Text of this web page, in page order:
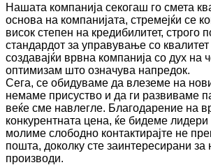
Нашата компанија секогаш го смета
основа на компанијата, стремејќи се
висок степен на кредибилитет, строго
стандардот за управување со
создавајќи врвна компанија со дух на
оптимизам што означува напредок.
Сега, се обидуваме да влеземе на
немаме присуство и да ги развиваме
веќе сме навлегле. Благодарение на
конкурентната цена, ќе бидеме лидери
молиме слободно контактирајте не
пошта, доколку сте заинтересирани за
производи.